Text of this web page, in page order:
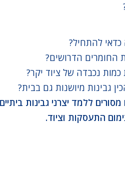
כדאי להתחיל?
החומרים הדרושים?
נכבדה של ציוד יקר?
גבינות מיושנות גם בבית?
מסורים ללמד יצרני גבינות
התעסקות וציוד.